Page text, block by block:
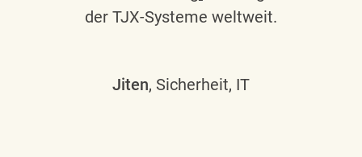
der TJX-Systeme weltweit.
Jiten, Sicherheit, IT